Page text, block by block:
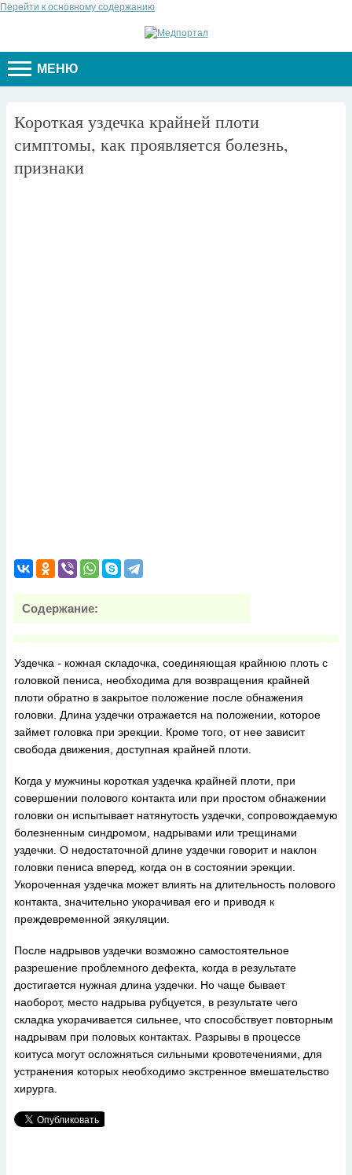
Перейти к основному содержанию
МЕНЮ
Короткая уздечка крайней плоти
симптомы, как проявляется болезнь,
признаки
Содержание:
Уздечка - кожная складочка, соединяющая крайнюю плоть с
головкой пениса, необходима для возвращения крайней
плоти обратно в закрытое положение после обнажения
головки. Длина уздечки отражается на положении, которое
займет головка при эрекции. Кроме того, от нее зависит
свобода движения, доступная крайней плоти.
Когда у мужчины короткая уздечка крайней плоти, при
совершении полового контакта или при простом обнажении
головки он испытывает натянутость уздечки, сопровождаемую
болезненным синдромом, надрывами или трещинами
уздечки. О недостаточной длине уздечки говорит и наклон
головки пениса вперед, когда он в состоянии эрекции.
Укороченная уздечка может влиять на длительность полового
контакта, значительно укорачивая его и приводя к
преждевременной эякуляции.
После надрывов уздечки возможно самостоятельное
разрешение проблемного дефекта, когда в результате
достигается нужная длина уздечки. Но чаще бывает
наоборот, место надрыва рубцуется, в результате чего
складка укорачивается сильнее, что способствует повторным
надрывам при половых контактах. Разрывы в процессе
коитуса могут осложняться сильными кровотечениями, для
устранения которых необходимо экстренное вмешательство
хирурга.